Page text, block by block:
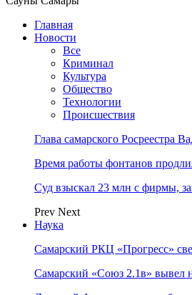
Главная
Новости
Все
Криминал
Культура
Общество
Технологии
Происшествия
Глава самарского Росреестра
Время работы фонтанов
Суд взыскал 23 млн с фирмы,
Prev Next
Наука
Самарский РКЦ «Прогресс»
Самарский «Союз 2.1в» вывел